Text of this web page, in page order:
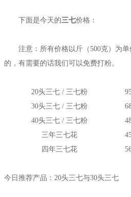
下面是今天的三七价格：
注意：所有价格以斤（500克）为
的，有需要的话我们可以免费打粉。
20头三七 / 三七粉
30头三七 / 三七粉
40头三七 / 三七粉
三年三七花
四年三七花
今日推荐产品：20头三七与30头三七